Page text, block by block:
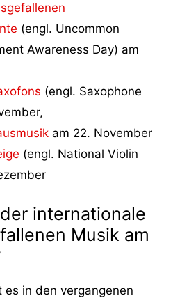
(engl. Uncommon
Awareness Day) am
(engl. Saxophone
am 22. November
(engl. National Violin
internationale
Musik am
es in den vergangenen